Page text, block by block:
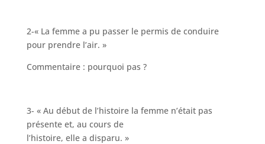
2-« La femme a pu passer le permis de conduire
pour prendre l’air. »
Commentaire : pourquoi pas ?
3- « Au début de l’histoire la femme n’était pas
présente et, au cours de
l’histoire, elle a disparu. »